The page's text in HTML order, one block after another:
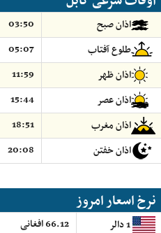
اذان صبح
03:50
طلوع آفتاب
05:07
اذان ظهر
11:59
اذان عصر
15:44
اذان مغرب
18:51
اذان خفتن
20:08
نرخ اسعار امروز
66.12 افغانی